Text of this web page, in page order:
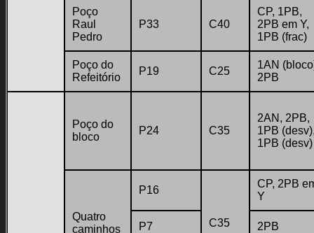
Poço
Raul
Pedro
P33 C40
CP, 1PB,
2PB em Y,
1PB (frac)
Poço do
Refeitório
P19 C25
1AN
2PB
Poço do
bloco
P24 C35
2AN, 2PB,
1PB
1PB (desv)
Quatro
caminhos
P16
C35
CP, 2PB
Y
P7 2PB